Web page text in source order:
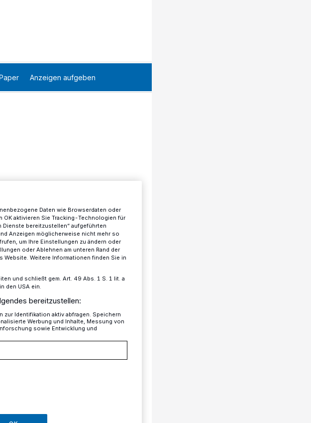
Anzeigen aufgeben
Daten wie Browserdaten oder
OK aktivieren Sie Tracking-Technologien für
Dienste bereitzustellen“ aufgeführten
Anzeigen möglicherweise nicht mehr so
um Ihre Einstellungen zu ändern oder
oder Ablehnen am unteren Rand der
Weitere Informationen finden Sie in
und schließt gem. Art. 49 Abs. 1 S. 1 lit. a
den USA ein.
bereitzustellen:
zur Identifikation aktiv abfragen. Speichern
Werbung und Inhalte, Messung von
sowie Entwicklung und